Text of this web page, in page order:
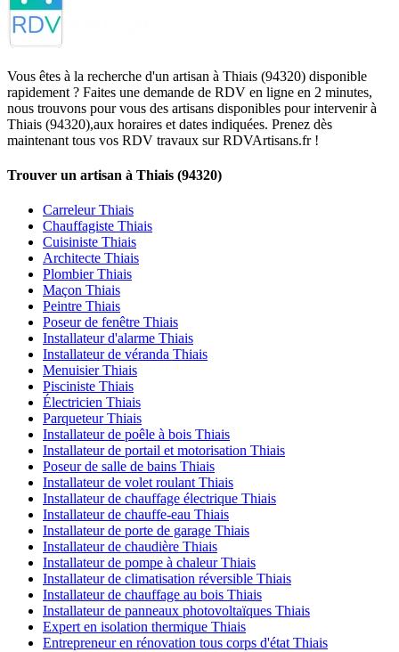
Vous êtes à la recherche d'un artisan à Thiais (94320) disponible
rapidement ? Faites une demande de RDV en ligne en 2 minutes,
nous trouvons pour vous des artisans disponibles pour intervenir à
Thiais (94320),aux horaires et dates indiquées. Prenez dès
maintenant tous vos RDV travaux sur RDVArtisans.fr !
Trouver un artisan à Thiais (94320)
Carreleur Thiais
Chauffagiste Thiais
Cuisiniste Thiais
Architecte Thiais
Plombier Thiais
Maçon Thiais
Peintre Thiais
Poseur de fenêtre Thiais
Installateur d'alarme Thiais
Installateur de véranda Thiais
Menuisier Thiais
Pisciniste Thiais
Électricien Thiais
Parqueteur Thiais
Installateur de poêle à bois Thiais
Installateur de portail et motorisation Thiais
Poseur de salle de bains Thiais
Installateur de volet roulant Thiais
Installateur de chauffage électrique Thiais
Installateur de chauffe-eau Thiais
Installateur de porte de garage Thiais
Installateur de chaudière Thiais
Installateur de pompe à chaleur Thiais
Installateur de climatisation réversible Thiais
Installateur de chauffage au bois Thiais
Installateur de panneaux photovoltaïques Thiais
Expert en isolation thermique Thiais
Entrepreneur en rénovation tous corps d'état Thiais